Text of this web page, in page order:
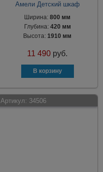
Амели Детский шкаф
Ширина:800 мм
Глубина: 420 мм
Высота:1910 мм
11 490 руб.
Артикул: 34506